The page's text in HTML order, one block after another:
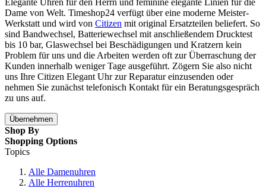
Dame von Welt. Timeshop24 verfügt über eine moderne Meister-
Werkstatt und wird von Citizen mit original Ersatzteilen beliefert. So
sind Bandwechsel, Batteriewechsel mit anschließendem Drucktest
bis 10 bar, Glaswechsel bei Beschädigungen und Kratzern kein
Problem für uns und die Arbeiten werden oft zur Überraschung der
Kunden innerhalb weniger Tage ausgeführt. Zögern Sie also nicht
uns Ihre Citizen Elegant Uhr zur Reparatur einzusenden oder
nehmen Sie zunächst telefonisch Kontakt für ein Beratungsgespräch
zu uns auf.
Übernehmen
Shop By
Shopping Options
Topics
Alle Damenuhren
Alle Herrenuhren